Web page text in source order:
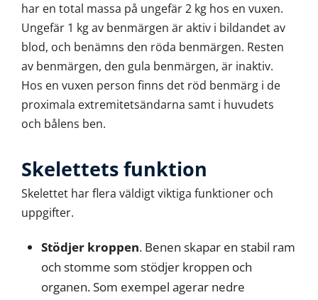
har en total massa på ungefär 2 kg hos en vuxen.
Ungefär 1 kg av benmärgen är aktiv i bildandet av
blod, och benämns den röda benmärgen. Resten
av benmärgen, den gula benmärgen, är inaktiv.
Hos en vuxen person finns det röd benmärg i de
proximala extremitetsändarna samt i huvudets
och bålens ben.
Skelettets funktion
Skelettet har flera väldigt viktiga funktioner och
uppgifter.
Stödjer kroppen. Benen skapar en stabil ram
och stomme som stödjer kroppen och
organen. Som exempel agerar nedre